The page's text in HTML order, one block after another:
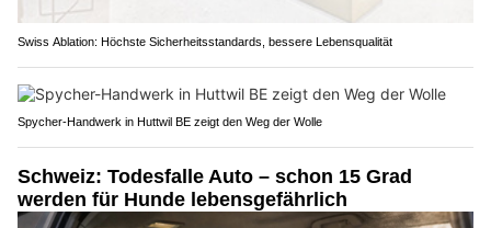
Swiss Ablation: Höchste Sicherheitsstandards, bessere Lebensqualität
Spycher-Handwerk in Huttwil BE zeigt den Weg der Wolle
Schweiz: Todesfalle Auto – schon 15 Grad
werden für Hunde lebensgefährlich